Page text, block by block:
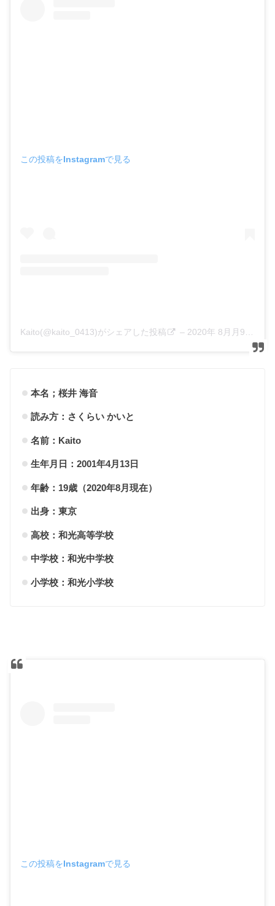
この投稿をInstagramで見る
Kaito(@kaito_0413)がシェアした投稿 – 2020年 8月月9日午前6時59分PDT
本名；桜井 海音
読み方：さくらい かいと
名前：Kaito
生年月日：2001年4月13日
年齢：19歳（2020年8月現在）
出身：東京
高校：和光高等学校
中学校：和光中学校
小学校：和光小学校
この投稿をInstagramで見る